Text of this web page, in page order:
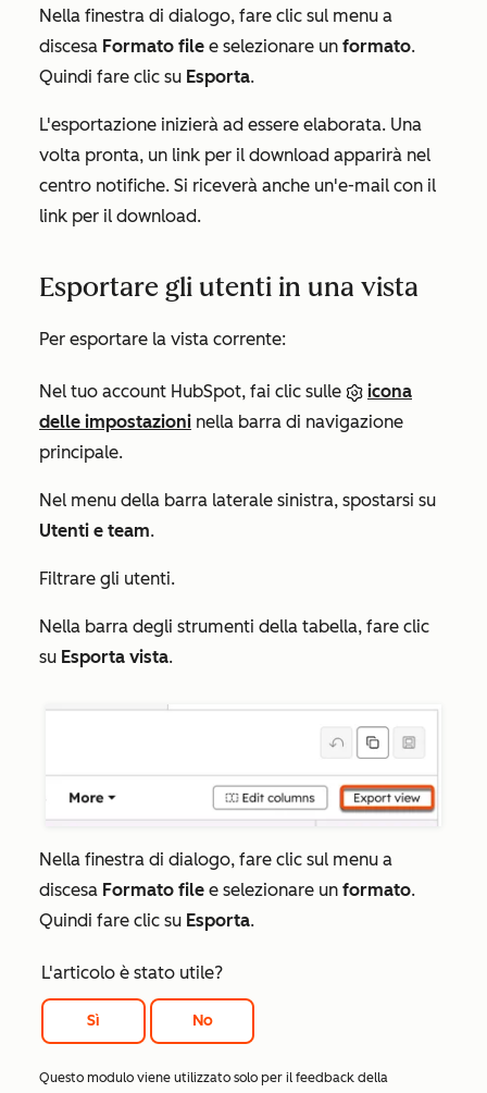
Nella finestra di dialogo, fare clic sul menu a
discesa Formato file e selezionare un formato.
Quindi fare clic su Esporta.
L'esportazione inizierà ad essere elaborata. Una
volta pronta, un link per il download apparirà nel
centro notifiche. Si riceverà anche un'e-mail con il
link per il download.
Esportare gli utenti in una vista
Per esportare la vista corrente:
Nel tuo account HubSpot, fai clic sulle
icona
delle impostazioni nella barra di navigazione
principale.
Nel menu della barra laterale sinistra, spostarsi su
Utenti e team.
Filtrare gli utenti.
Nella barra degli strumenti della tabella, fare clic
su Esporta vista.
Nella finestra di dialogo, fare clic sul menu a
discesa Formato file e selezionare un formato.
Quindi fare clic su Esporta.
L'articolo è stato utile?
Sì No
Questo modulo viene utilizzato solo per il feedback della